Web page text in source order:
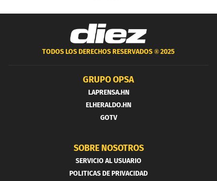
TODOS LOS DERECHOS RESERVADOS ®2025
GRUPO OPSA
LAPRENSA.HN
ELHERALDO.HN
GOTV
SOBRE NOSOTROS
SERVICIO AL USUARIO
POLITICAS DE PRIVACIDAD